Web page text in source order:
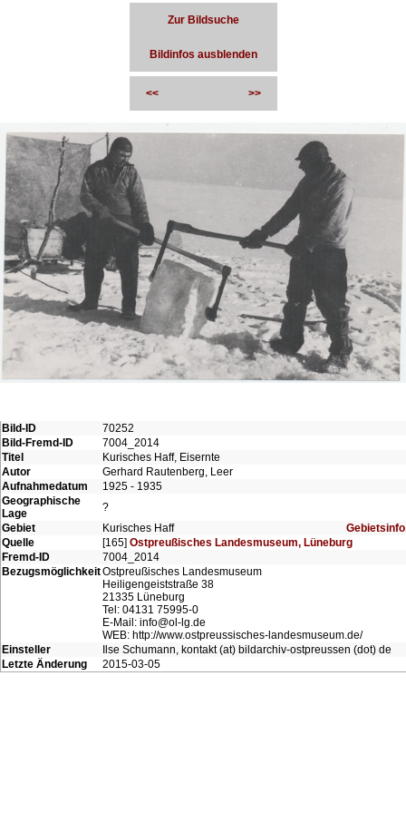
Zur Bildsuche
Bildinfos ausblenden
<< >>
Bild-ID
70252
Bild-Fremd-ID
7004_2014
Titel
Kurisches Haff, Eisernte
Autor
Gerhard Rautenberg, Leer
Aufnahmedatum
1925 - 1935
Geographische
Lage
?
Gebiet
Kurisches Haff
Gebietsinfo
Quelle
[165] Ostpreußisches Landesmuseum, Lüneburg
Fremd-ID
7004_2014
BezugsmöglichkeitOstpreußisches Landesmuseum
Heiligengeiststraße 38
21335 Lüneburg
Tel: 04131 75995-0
E-Mail: info@ol-lg.de
WEB: http://www.ostpreussisches-landesmuseum.de/
Einsteller
Ilse Schumann, kontakt (at) bildarchiv-ostpreussen (dot) de
Letzte Änderung
2015-03-05